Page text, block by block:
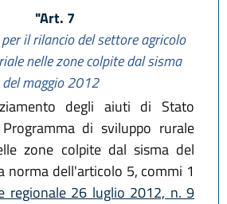
"Art. 7
il rilancio del settore agricolo
nelle zone colpite dal sisma
del maggio 2012
degli aiuti di Stato
di sviluppo rurale
zone colpite dal sisma del
norma dell'articolo 5, commi 1
regionale 26 luglio 2012, n. 9